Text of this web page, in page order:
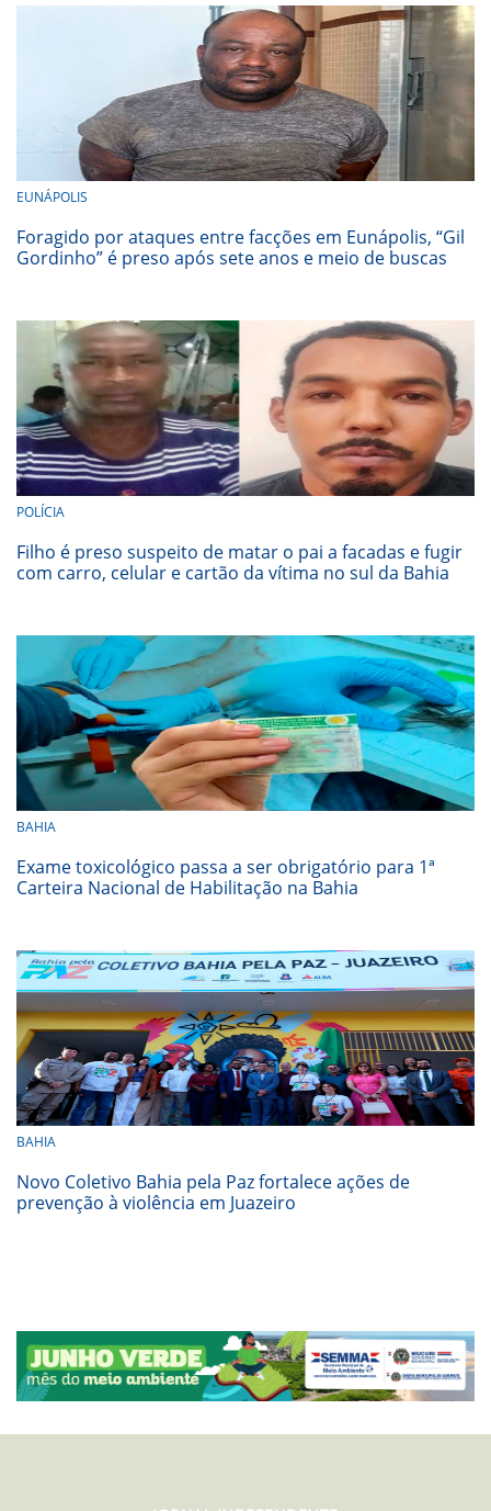
EUNÁPOLIS
Foragido por ataques entre facções em Eunápolis, “Gil
Gordinho” é preso após sete anos e meio de buscas
POLÍCIA
Filho é preso suspeito de matar o pai a facadas e fugir
com carro, celular e cartão da vítima no sul da Bahia
BAHIA
Exame toxicológico passa a ser obrigatório para 1ª
Carteira Nacional de Habilitação na Bahia
BAHIA
Novo Coletivo Bahia pela Paz fortalece ações de
prevenção à violência em Juazeiro